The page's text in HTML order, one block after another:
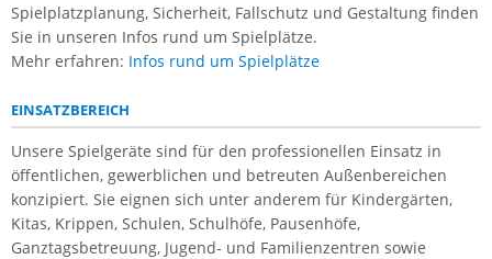
Spielplatzplanung, Sicherheit, Fallschutz und Gestaltung finden
Sie in unseren Infos rund um Spielplätze.
Mehr erfahren: Infos rund um Spielplätze
EINSATZBEREICH
Unsere Spielgeräte sind für den professionellen Einsatz in
öffentlichen, gewerblichen und betreuten Außenbereichen
konzipiert. Sie eignen sich unter anderem für Kindergärten,
Kitas, Krippen, Schulen, Schulhöfe, Pausenhöfe,
Ganztagsbetreuung, Jugend- und Familienzentren sowie